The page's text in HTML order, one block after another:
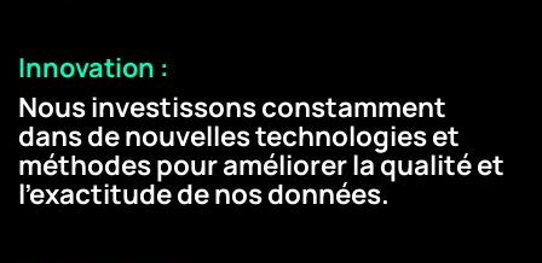
Innovation :
Nous investissons constamment
dans de nouvelles technologies et
méthodes pour améliorer la qualité et
l'exactitude de nos données.